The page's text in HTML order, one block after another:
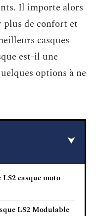
Il importe alors
plus de confort et
casques
est-il une
options à ne
casque moto
LS2 Modulable